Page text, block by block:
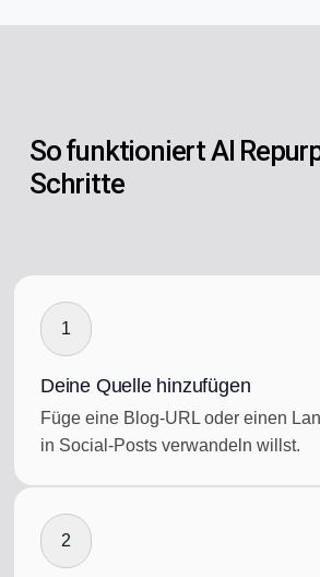
So funktioniert AI
Schritte
1
Deine Quelle hinzufügen
Füge eine Blog-URL oder einen
in Social-Posts verwandeln willst.
2